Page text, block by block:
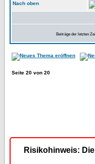
Nach oben
Beiträge der letzten
Seite 20 von 20
Risikohinweis: